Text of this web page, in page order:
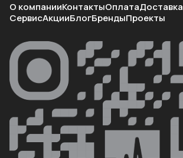
О компанииКонтактыОплатаДоставка
СервисАкцииБлогБрендыПроекты